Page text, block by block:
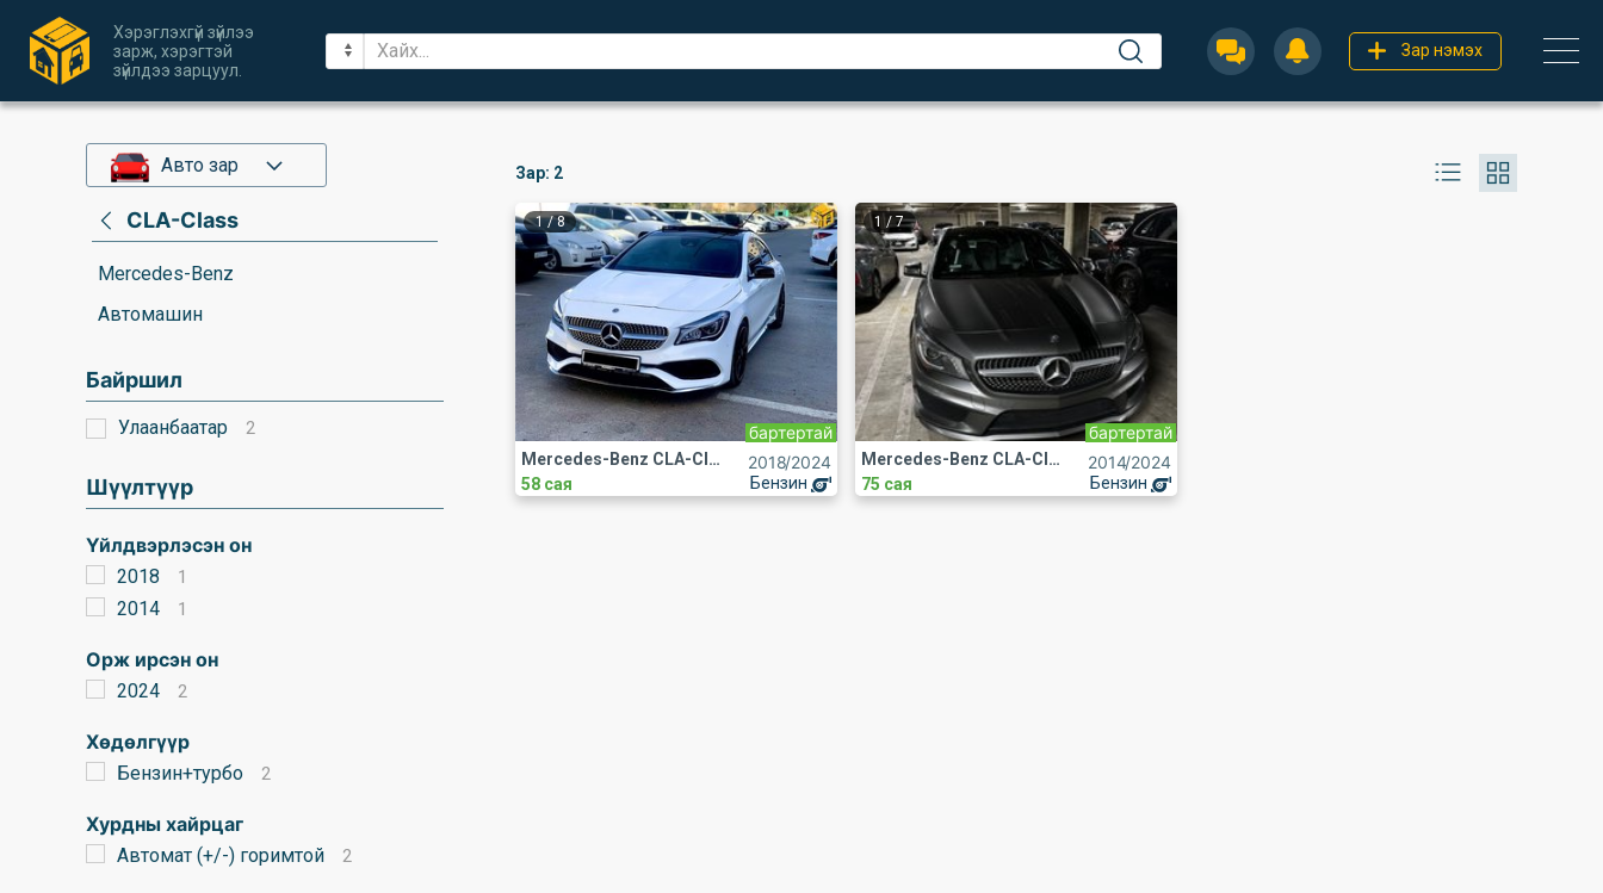
Хэрэглэхгүй зүйлээ
зарж, хэрэгтэй
зүйлдээ зарцуул.
Зар нэмэх
Авто зар
CLA-Class
Mercedes-Benz
Автомашин
Байршил
Улаанбаатар 2
Шүүлтүүр
Үйлдвэрлэсэн он
2018 1
2014 1
Орж ирсэн он
2024 2
Хөдөлгүүр
Бензин+турбо 2
Хурдны хайрцаг
Автомат (+/-) горимтой 2
Зар: 2
1/8
2018/2024
Бензин
бартертай
Mercedes-Benz CLA-Class
58 сая
1 /7
2014/2024
Бензин
бартертай
Mercedes-Benz CLA-Class
75 сая